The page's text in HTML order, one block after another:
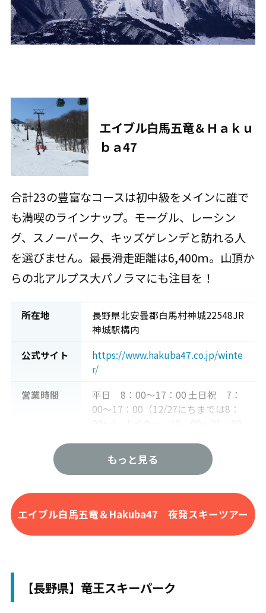
エイブル白馬五竜＆Ｈａｋｕ
ｂａ47
合計23の豊富なコースは初中級をメインに誰で
も満喫のラインナップ。モーグル、レーシン
グ、スノーパーク、キッズゲレンデと訪れる人
を選びません。最長滑走距離は6,400ｍ。山頂か
らの北アルプス大パノラマにも注目を！
所在地
長野県北安曇郡白馬村神城22548JR
神城駅構内
公式サイト
https://www.hakuba47.co.jp/winte
r/
営業時間
平日 8：00～17：00 土日祝 7：
00～17：00（12/27にちまでは8：
予定 ※リフト券引換時にICチケッ
ト保証金500円が別途必要となりま
に返金となります）
駐車場
無料
最大傾斜
35度
もっと見る
エイブル白馬五竜＆Hakuba47 夜発スキーツアー
【長野県】竜王スキーパーク